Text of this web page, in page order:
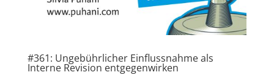
#361: Ungebührlicher Einflussnahme als
Interne Revision entgegenwirken